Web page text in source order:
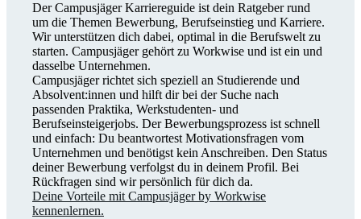
Der Campusjäger Karriereguide ist dein Ratgeber rund
um die Themen Bewerbung, Berufseinstieg und Karriere.
Wir unterstützen dich dabei, optimal in die Berufswelt zu
starten. Campusjäger gehört zu Workwise und ist ein und
dasselbe Unternehmen.
Campusjäger richtet sich speziell an Studierende und
Absolvent:innen und hilft dir bei der Suche nach
passenden Praktika, Werkstudenten- und
Berufseinsteigerjobs. Der Bewerbungsprozess ist schnell
und einfach: Du beantwortest Motivationsfragen vom
Unternehmen und benötigst kein Anschreiben. Den Status
deiner Bewerbung verfolgst du in deinem Profil. Bei
Rückfragen sind wir persönlich für dich da.
Deine Vorteile mit Campusjäger by Workwise
kennenlernen.